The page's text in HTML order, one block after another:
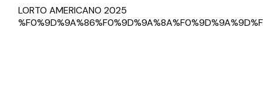
LORTO AMERICANO 2025